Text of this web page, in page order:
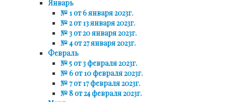
Январь
№ 1 от 6 января 2023г.
№ 2 от 13 января 2023г.
№ 3 от 20 января 2023г.
№ 4 от 27 января 2023г.
Февраль
№ 5 от 3 февраля 2023г.
№ 6 от 10 февраля 2023г.
№ 7 от 17 февраля 2023г.
№ 8 от 24 февраля 2023г.